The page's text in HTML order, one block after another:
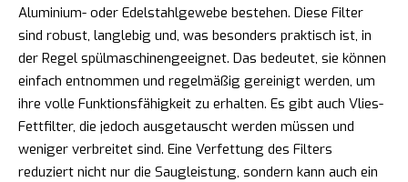
Aluminium- oder Edelstahlgewebe bestehen. Diese Filter
sind robust, langlebig und, was besonders praktisch ist, in
der Regel spülmaschinengeeignet. Das bedeutet, sie können
einfach entnommen und regelmäßig gereinigt werden, um
ihre volle Funktionsfähigkeit zu erhalten. Es gibt auch Vlies-
Fettfilter, die jedoch ausgetauscht werden müssen und
weniger verbreitet sind. Eine Verfettung des Filters
reduziert nicht nur die Saugleistung, sondern kann auch ein